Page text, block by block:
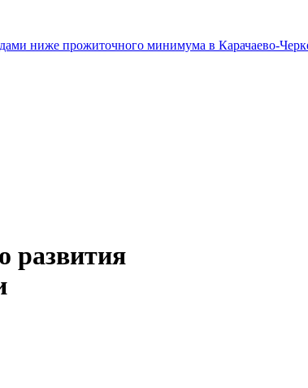
ниже прожиточного минимума в Карачаево-
развития